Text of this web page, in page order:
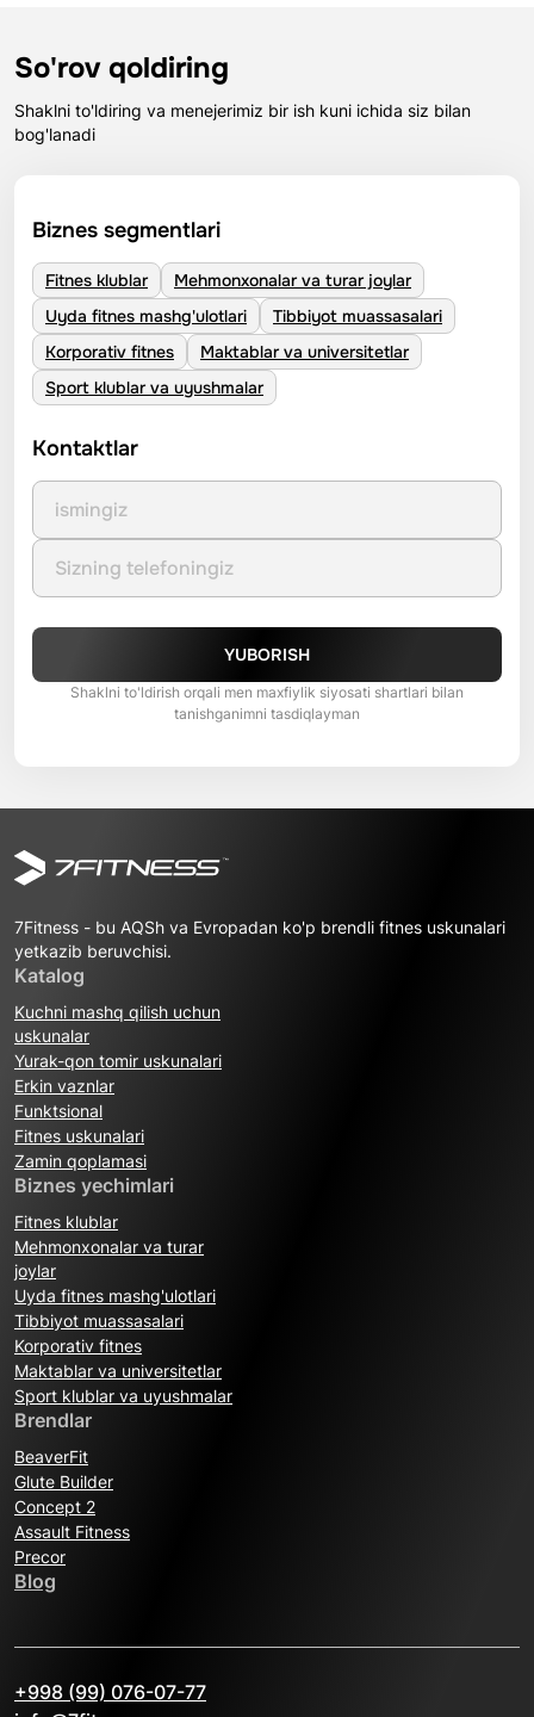
So'rov qoldiring
Shaklni to'ldiring va menejerimiz bir ish kuni ichida siz bilan
bog'lanadi
Biznes segmentlari
Fitnes klublar
Mehmonxonalar va turar joylar
Uyda fitnes mashg'ulotlari
Tibbiyot muassasalari
Korporativ fitnes
Maktablar va universitetlar
Sport klublar va uyushmalar
Kontaktlar
YUBORISH
Shaklni to'ldirish orqali men maxfiylik siyosati shartlari bilan
tanishganimni tasdiqlayman
7Fitness - bu AQSh va Evropadan ko'p brendli fitnes uskunalari
yetkazib beruvchisi.
Katalog
Kuchni mashq qilish uchun
uskunalar
Yurak-qon tomir uskunalari
Erkin vaznlar
Funktsional
Fitnes uskunalari
Zamin qoplamasi
Biznes yechimlari
Fitnes klublar
Mehmonxonalar va turar
joylar
Uyda fitnes mashg'ulotlari
Tibbiyot muassasalari
Korporativ fitnes
Maktablar va universitetlar
Sport klublar va uyushmalar
Brendlar
BeaverFit
Glute Builder
Concept 2
Assault Fitness
Precor
Blog
+998 (99) 076-07-77